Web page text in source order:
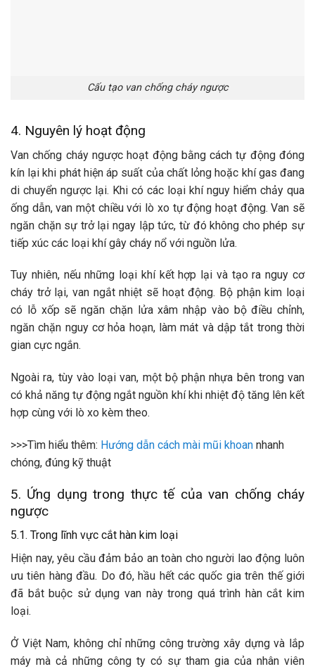
Cấu tạo van chống cháy ngược
4. Nguyên lý hoạt động
Van chống cháy ngược hoạt động bằng cách tự động đóng
kín lại khi phát hiện áp suất của chất lỏng hoặc khí gas đang
di chuyển ngược lại. Khi có các loại khí nguy hiểm chảy qua
ống dẫn, van một chiều với lò xo tự động hoạt động. Van sẽ
ngăn chặn sự trở lại ngay lập tức, từ đó không cho phép sự
tiếp xúc các loại khí gây cháy nổ với nguồn lửa.
Tuy nhiên, nếu những loại khí kết hợp lại và tạo ra nguy cơ
cháy trở lại, van ngắt nhiệt sẽ hoạt động. Bộ phận kim loại
có lỗ xốp sẽ ngăn chặn lửa xâm nhập vào bộ điều chỉnh,
ngăn chặn nguy cơ hỏa hoạn, làm mát và dập tắt trong thời
gian cực ngắn.
Ngoài ra, tùy vào loại van, một bộ phận nhựa bên trong van
có khả năng tự động ngắt nguồn khí khi nhiệt độ tăng lên kết
hợp cùng với lò xo kèm theo.
>>>Tìm hiểu thêm: Hướng dẫn cách mài mũi khoan nhanh
chóng, đúng kỹ thuật
5. Ứng dụng trong thực tế của van chống cháy
ngược
5.1. Trong lĩnh vực cắt hàn kim loại
Hiện nay, yêu cầu đảm bảo an toàn cho người lao động luôn
ưu tiên hàng đầu. Do đó, hầu hết các quốc gia trên thế giới
đã bắt buộc sử dụng van này trong quá trình hàn cắt kim
loại.
Ở Việt Nam, không chỉ những công trường xây dựng và lắp
máy mà cả những công ty có sự tham gia của nhân viên